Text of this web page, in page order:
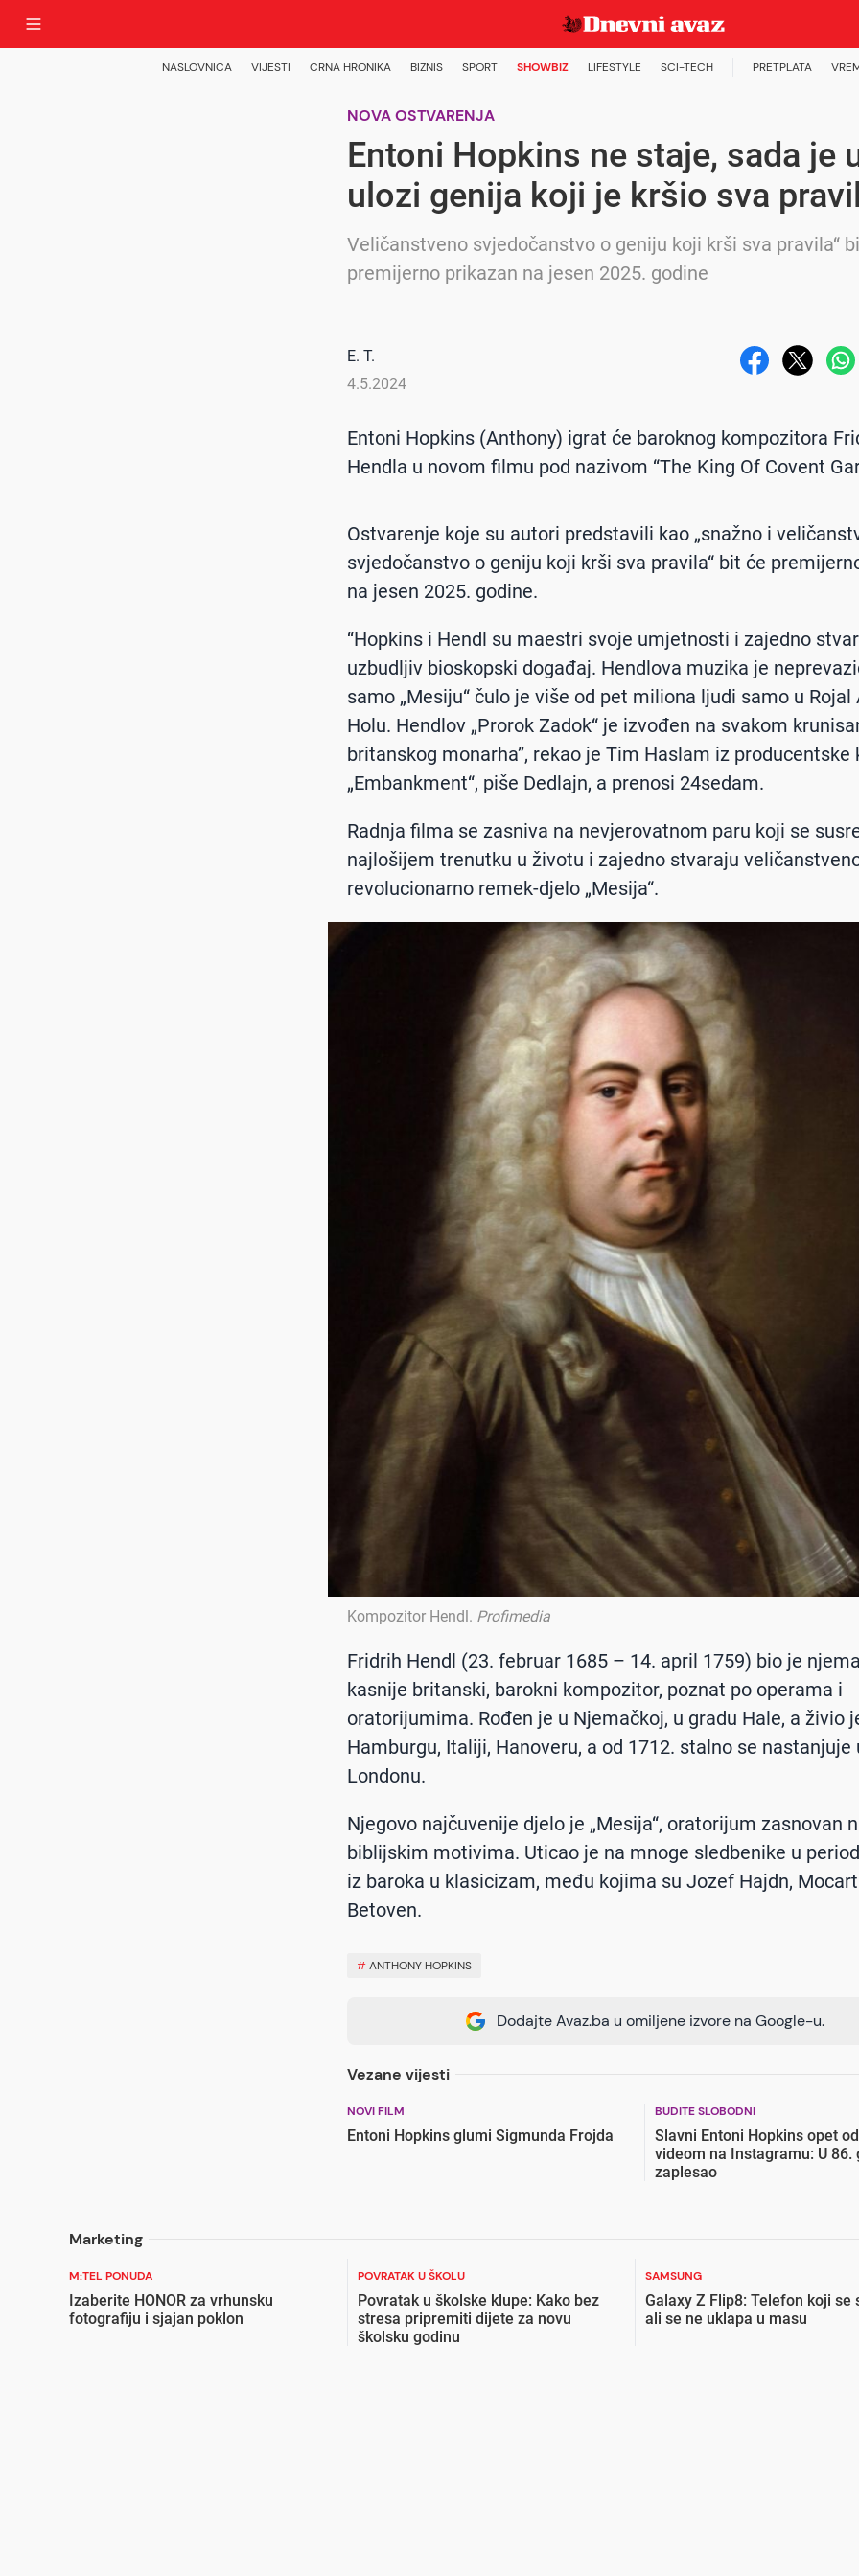
NASLOVNICA VIJESTI CRNA HRONIKA BIZNIS SPORT SHOWBIZ LIFESTYLE SCI-TECH PRETPLATA
NOVA OSTVARENJA
Entoni Hopkins ne staje, sada je
ulozi genija koji je kršio sva
Veličanstveno svjedočanstvo o geniju koji krši sva pravila“
premijerno prikazan na jesen 2025. godine
E. T.
4.5.2024
Entoni Hopkins (Anthony) igrat će baroknog kompozitora
Hendla u novom filmu pod nazivom “The King Of Covent
Ostvarenje koje su autori predstavili kao „snažno i
svjedočanstvo o geniju koji krši sva pravila“ bit će
na jesen 2025. godine.
“Hopkins i Hendl su maestri svoje umjetnosti i zajedno
uzbudljiv bioskopski događaj. Hendlova muzika je
samo „Mesiju“ čulo je više od pet miliona ljudi samo u Rojal
Holu. Hendlov „Prorok Zadok“ je izvođen na svakom
britanskog monarha”, rekao je Tim Haslam iz producentske
„Embankment“, piše Dedlajn, a prenosi 24sedam.
Radnja filma se zasniva na nevjerovatnom paru koji se
najlošijem trenutku u životu i zajedno stvaraju
revolucionarno remek-djelo „Mesija“.
Kompozitor Hendl. Profimedia
Fridrih Hendl (23. februar 1685 – 14. april 1759) bio je
kasnije britanski, barokni kompozitor, poznat po operama i
oratorijumima. Rođen je u Njemačkoj, u gradu Hale, a živio
Hamburgu, Italiji, Hanoveru, a od 1712. stalno se nastanjuje
Londonu.
Njegovo najčuvenije djelo je „Mesija“, oratorijum zasnovan
biblijskim motivima. Uticao je na mnoge sledbenike u
iz baroka u klasicizam, među kojima su Jozef Hajdn,
Betoven.
#ANTHONY HOPKINS
Dodajte Avaz.ba u omiljene izvore na Google-u.
Vezane vijesti
NOVI FILM
Entoni Hopkins glumi Sigmunda Frojda
BUDITE SLOBODNI
Slavni Entoni Hopkins opet
videom na Instagramu: U 86.
zaplesao
Marketing
M:TEL PONUDA
Izaberite HONOR za vrhunsku
fotografiju i sjajan poklon
POVRATAK U ŠKOLU
Povratak u školske klupe: Kako bez
stresa pripremiti dijete za novu
školsku godinu
SAMSUNG
Galaxy Z Flip8: Telefon koji se
ali se ne uklapa u masu